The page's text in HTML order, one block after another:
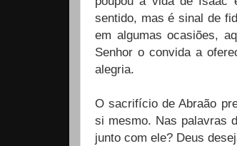
sentido, mas é sinal de
em algumas ocasiões,
Senhor o convida a
alegria.
O sacrifício de Abraão
si mesmo. Nas palavras
junto com ele? Deus